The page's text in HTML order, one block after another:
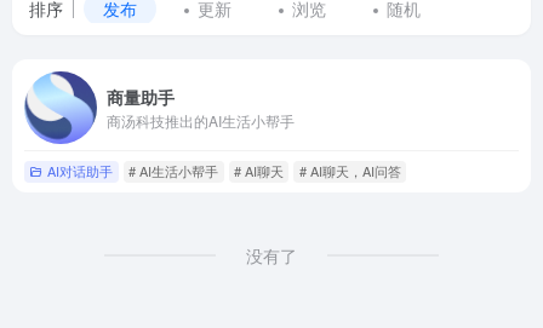
排序 发布 更新 浏览 随机
标
签
为
商量助手
商汤科技推出的AI生活小帮手
AI对话助手 # AI生活小帮手 # AI聊天 # AI聊天，AI问答
没有了